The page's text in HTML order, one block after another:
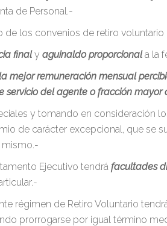
de Personal.-
de los convenios de retiro
finaly aguinaldo proporcionala la
mejor remuneración mensual
servicio del agente o fracción mayor
y tomando en consideración
de carácter excepcional, que se
Ejecutivo tendrá facultades
régimen de Retiro Voluntario
prorrogarse por igual término